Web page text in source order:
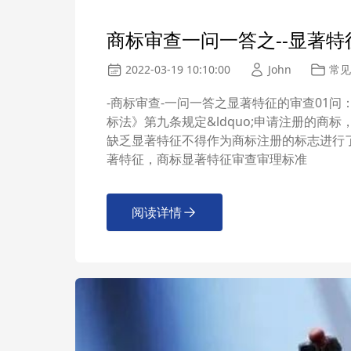
商标审查一问一答之--显著特
2022-03-19 10:10:00 John 常
-商标审查-一问一答之显著特征的审查01问
标法》第九条规定&ldquo;申请注册的商标
缺乏显著特征不得作为商标注册的标志进
著特征，商标显著特征审查审理标准
阅读详情